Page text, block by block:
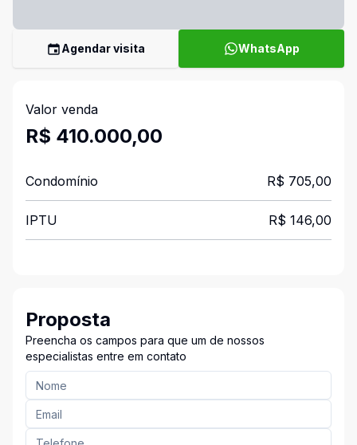
Agendar visita WhatsApp
Valor venda
R$ 410.000,00
Condomínio R$ 705,00
IPTU R$ 146,00
Proposta
Preencha os campos para que um de nossos
especialistas entre em contato